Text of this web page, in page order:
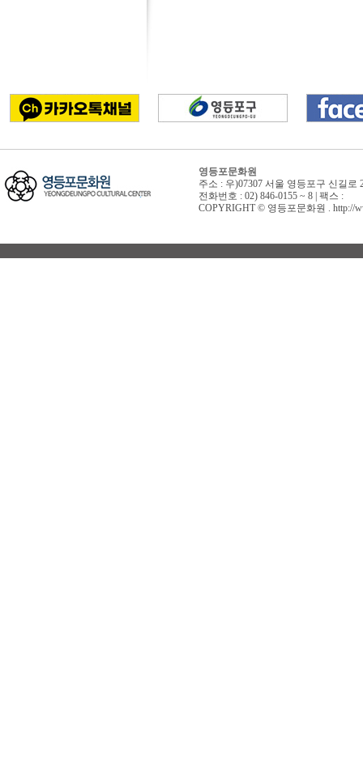
영등포문화원
주소 : 우)07307 서울 영등포구 신길
전화번호 : 02) 846-0155 ~ 8 | 팩스 :
COPYRIGHT © 영등포문화원 . http://